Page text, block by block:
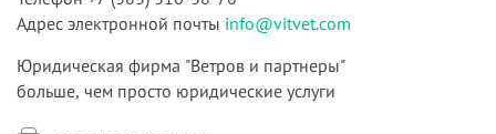
Адрес электронной почты info@vitvet.com
Юридическая фирма "Ветров и партнеры"
больше, чем просто юридические услуги